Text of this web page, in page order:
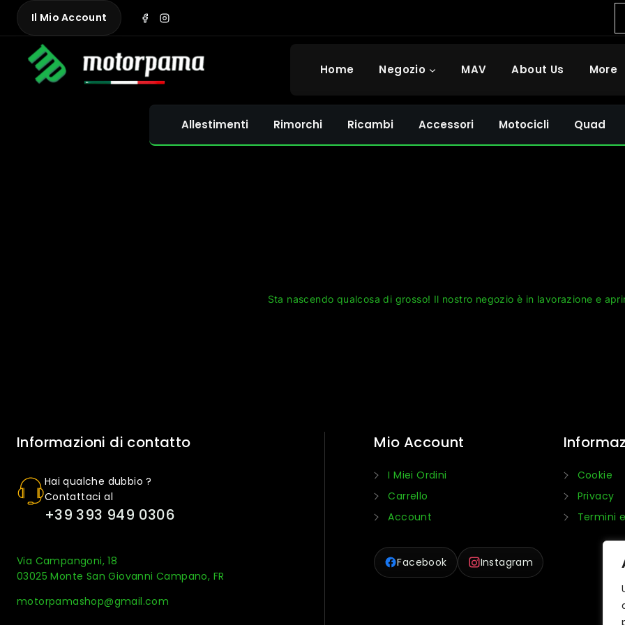
Skip
content
Il Mio Account
Home Negozio MAV About Us More
Allestimenti Rimorchi Ricambi Accessori Motocicli Quad
Sta nascendo qualcosa di grosso! Il nostro negozio è in lavorazione e
Informazioni di contatto
Hai qualche dubbio ?
Contattaci al
+39 393 949 0306
Via Campangoni, 18
03025 Monte San Giovanni Campano, FR
motorpamashop@gmail.com
Mio Account
I Miei Ordini
Carrello
Account
Facebook Instagram
Cookie
Privacy
Termini